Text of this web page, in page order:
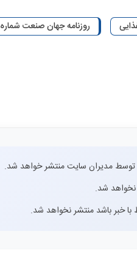
روزنامه جهان صنعت شماره 5831
توسط مدیران سایت منتشر خواهد شد.
نخواهد شد.
با خبر باشد منتشر نخواهد شد.